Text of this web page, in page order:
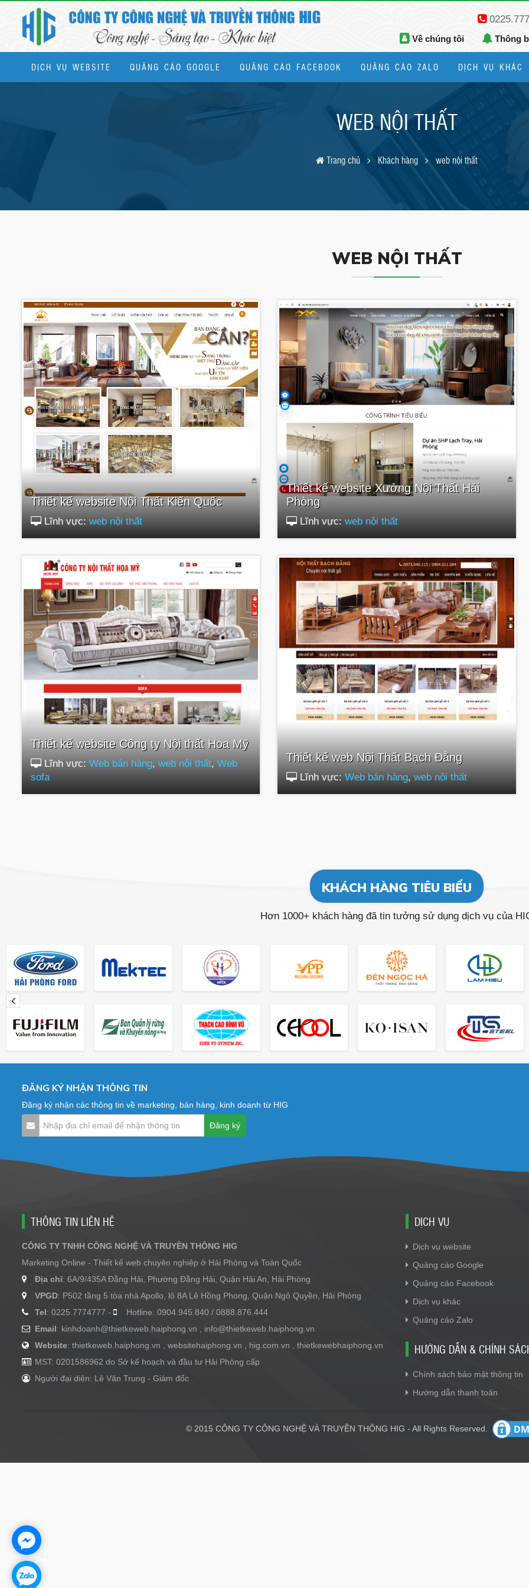
Về chúng tôi Thông
DỊCH VỤ WEBSITE QUẢNG CÁO GOOGLE QUẢNG CÁO FACEBOOK QUẢNG CÁO ZALO DỊCH VỤ KHÁC
WEB NỘI THẤT
Trang chủ Khách hàng web nội thất
WEB NỘI THẤT
Thiết kế website Nội Thất Kiến Quốc
Lĩnh vực: web nội thất
Thiết kế website Xưởng Nội Thất Hải
Phòng
Lĩnh vực:web nội thất
Thiết kế website Công ty Nội thất Hoa Mỹ
Lĩnh vực: Web bán hàng, web nội thất, Web
sofa
Thiết kế web Nội Thất Bạch Đằng
Lĩnh vực:Web bán hàng,web nội thất
KHÁCH HÀNG TIÊU BIỂU
Hơn 1000+ khách hàng đã tin tưởng sử dụng dịch vụ của
ĐĂNG KÝ NHẬN THÔNG TIN
Đăng ký nhận các thông tin về marketing, bán hàng, kinh doanh từ HIG
DỊCH VỤ
Dịch vụ website
Quảng cáo Google
Quảng cáo Facebook
Dịch vụ khác
Quảng cáo Zalo
HƯỚNG DẪN & CHÍNH
Chính sách bảo mật thông tin
Hướng dẫn thanh toán
THÔNG TIN LIÊN HỆ
CÔNG TY TNHH CÔNG NGHỆ VÀ TRUYỀN THÔNG HIG
Marketing Online - Thiết kế web chuyên nghiệp ở Hải Phòng và Toàn Quốc
Địa chỉ: 6A/9/435A Đằng Hải, Phường Đằng Hải, Quận Hải An, Hải Phòng
VPGD: P502 tầng 5 tòa nhà Apollo, lô 8A Lê Hồng Phong, Quận Ngô Quyền, Hải Phòng
Tel: 0225.7774777 -
Hotline: 0904.945.840 / 0888.876.444
Email: kinhdoanh@thietkeweb.haiphong.vn , info@thietkeweb.haiphong.vn
Website: thietkeweb.haiphong.vn , websitehaiphong.vn , hig.com.vn , thietkewebhaiphong.vn
MST: 0201586962 do Sở kế hoạch và đầu tư Hải Phòng cấp
Người đại diện: Lê Văn Trung - Giám đốc
© 2015 CÔNG TY CÔNG NGHỆ VÀ TRUYỀN THÔNG HIG - All Rights Reserved.